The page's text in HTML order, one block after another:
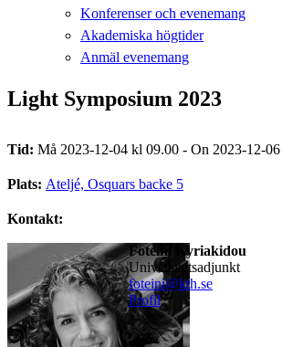
Konferenser och evenemang
Akademiska högtider
Anmäl evenemang
Light Symposium 2023
Tid: Må 2023-12-04 kl 09.00 - On 2023-12-
Plats: Ateljé, Osquars backe 5
Kontakt:
Foteini Kyriakidou
universitetsadjunkt
foteini@kth.se
Profil